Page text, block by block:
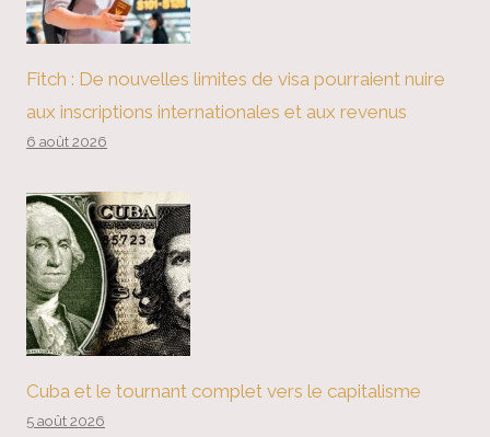
Fitch : De nouvelles limites de visa pourraient nuire
aux inscriptions internationales et aux revenus
6 août 2026
Cuba et le tournant complet vers le capitalisme
5 août 2026